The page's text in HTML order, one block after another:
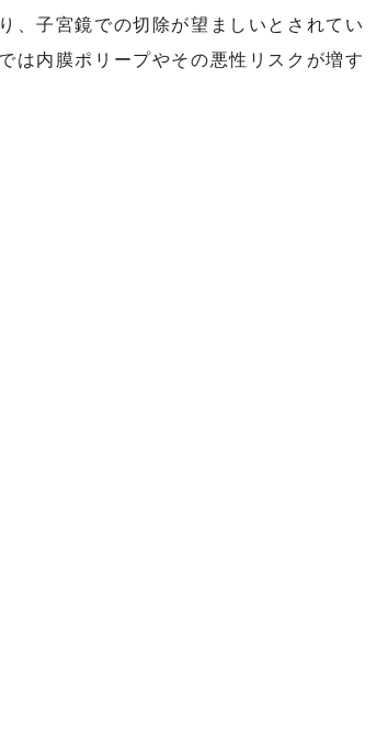
、子宮鏡での切除が望ましいとされてい
は内膜ポリープやその悪性リスクが増す